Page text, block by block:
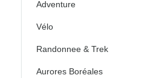
Adventure
Vélo
Randonnee & Trek
Aurores Boréales